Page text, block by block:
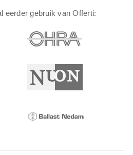
eerder gebruik van Offerti: